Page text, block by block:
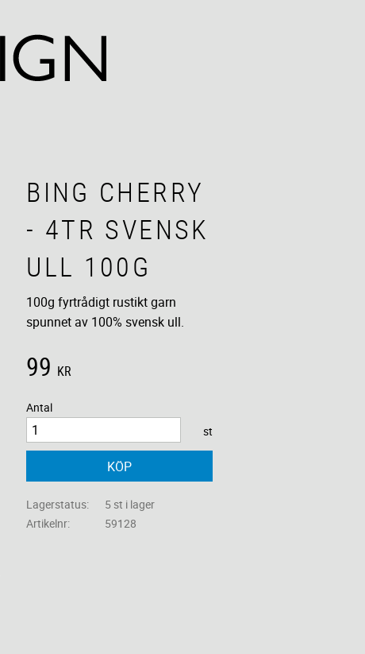
BING CHERRY
- 4TR SVENSK
ULL 100G
100g fyrtrådigt rustikt garn
spunnet av 100% svensk ull.
99 KR
Antal
st
KÖP
Lagerstatus
5 st i lager
Artikelnr
59128